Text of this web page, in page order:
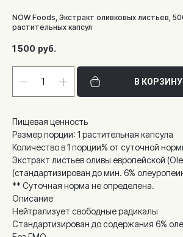
NOW Foods, Экстракт оливковых листьев,
растительных капсул
1 500 руб.
В КОРЗИНУ
Пищевая ценность
Размер порции: 1 растительная капсула
Количество в 1 порции% от суточной
Экстракт листьев оливы европейской
(стандартизирован до мин. 6%
** Суточная норма не определена.
Описание
Нейтрализует свободные радикалы
Стандартизирован до содержания 6%